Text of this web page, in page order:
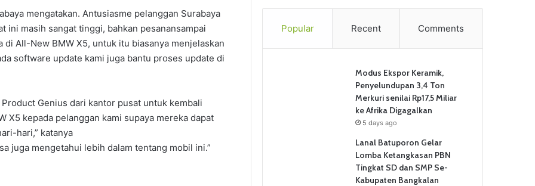
mengatakan. Antusiasme pelanggan Surabaya
ini masih sangat tinggi, bahkan pesanansampai
All-New BMW X5, untuk itu biasanya menjelaskan
software update kami juga bantu proses update di
Genius dari kantor pusat untuk kembali
kepada pelanggan kami supaya mereka dapat
hari,” katanya
juga mengetahui lebih dalam tentang mobil ini.”
Popular Recent Comments
Modus Ekspor Keramik,
Penyelundupan 3,4 Ton
Merkuri senilai Rp17,5 Miliar
ke Afrika Digagalkan
5 days ago
Lanal Batuporon Gelar
Lomba Ketangkasan PBN
Tingkat SD dan SMP Se-
Kabupaten Bangkalan